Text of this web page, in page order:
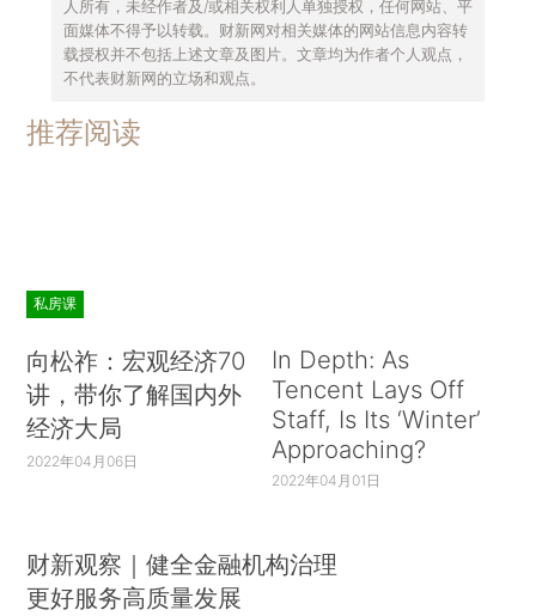
人所有，未经作者及/或相关权利人单独授权，任何网站、平
面媒体不得予以转载。财新网对相关媒体的网站信息内容转
载授权并不包括上述文章及图片。文章均为作者个人观点，
不代表财新网的立场和观点。
推荐阅读
私房课
向松祚：宏观经济70
讲，带你了解国内外
经济大局
2022年04月06日
In Depth: As
Tencent Lays Off
Staff, Is Its ‘Winter’
Approaching?
2022年04月01日
财新观察｜健全金融机构治理
更好服务高质量发展